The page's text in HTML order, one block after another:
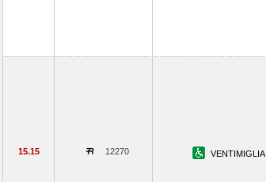
15.15 12270 VENTIMIGLIA